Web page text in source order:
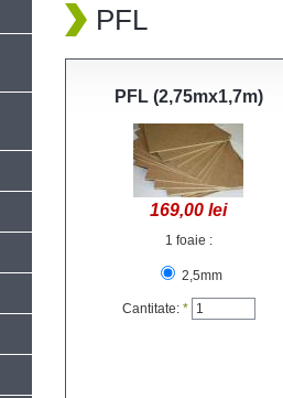
PFL
PFL (2,75mx1,7m)
169,00 lei
1 foaie :
2,5mm
Cantitate: *